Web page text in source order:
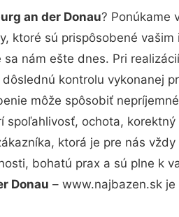
an der Donau? Ponúkame
ktoré sú prispôsobené vašim
nám ešte dnes. Pri
kontrolu vykonanej
môže spôsobiť
spoľahlivosť, ochota,
ktorá je pre nás
bohatú prax a sú plne k
Donau – www.najbazen.sk je